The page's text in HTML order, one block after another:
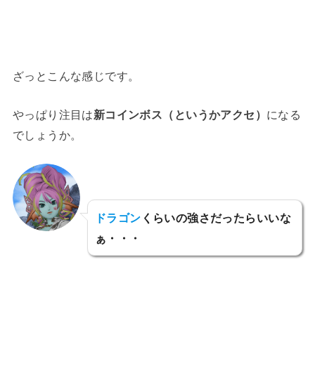
ざっとこんな感じです。
やっぱり注目は新コインボス（というかアクセ） になる
でしょうか。
ドラゴン くらいの強さだったらいいな
ぁ・・・